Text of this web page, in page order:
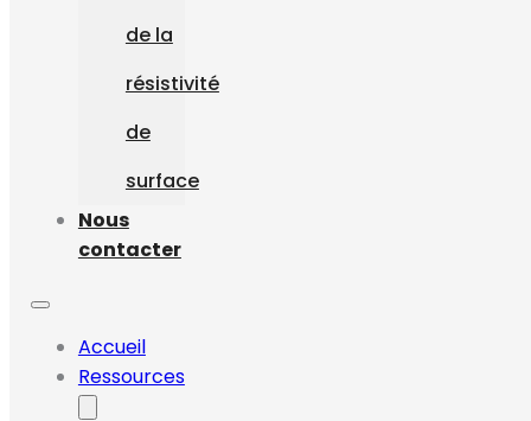
de la
résistivité
de
surface
Nous
contacter
Accueil
Ressources